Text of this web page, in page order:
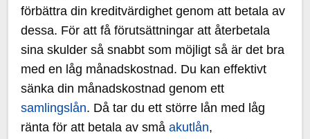
förbättra din kreditvärdighet genom att betala av
dessa. För att få förutsättningar att återbetala
sina skulder så snabbt som möjligt så är det bra
med en låg månadskostnad. Du kan effektivt
sänka din månadskostnad genom ett
samlingslån. Då tar du ett större lån med låg
ränta för att betala av småakutlån,